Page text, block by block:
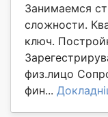
Занимаемся
сложности.
ключ.
физ.лицо
фин...